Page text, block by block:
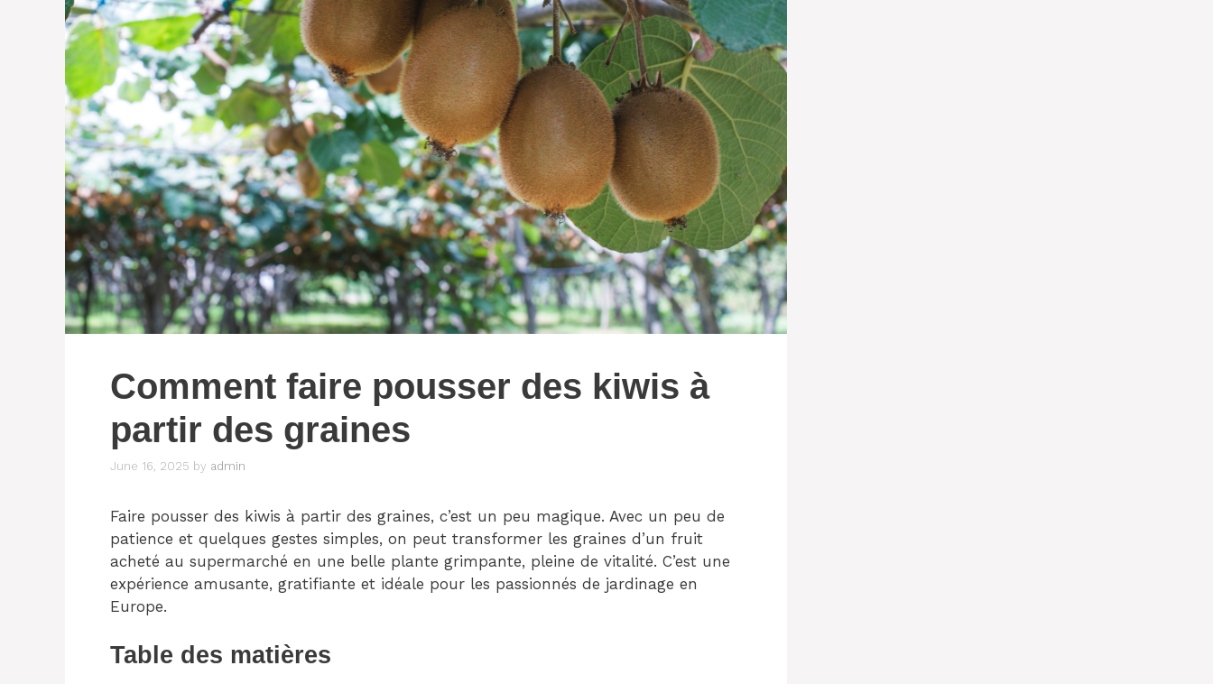
Comment faire pousser des kiwis à
partir des graines
June 16, 2025 by admin
Faire pousser des kiwis à partir des graines, c’est un peu magique. Avec un peu de
patience et quelques gestes simples, on peut transformer les graines d’un fruit
acheté au supermarché en une belle plante grimpante, pleine de vitalité. C’est une
expérience amusante, gratifiante et idéale pour les passionnés de jardinage en
Europe.
Table des matières